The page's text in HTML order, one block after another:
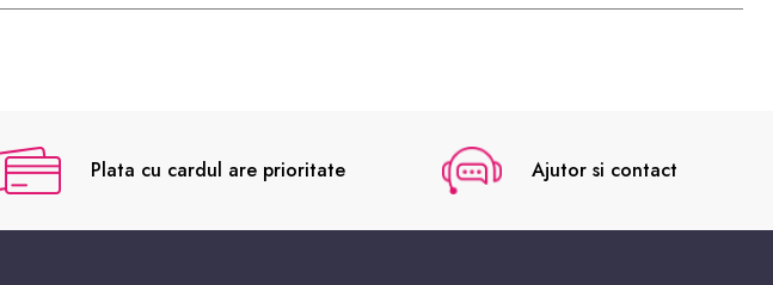
Plata cu cardul are prioritate Ajutor si contact